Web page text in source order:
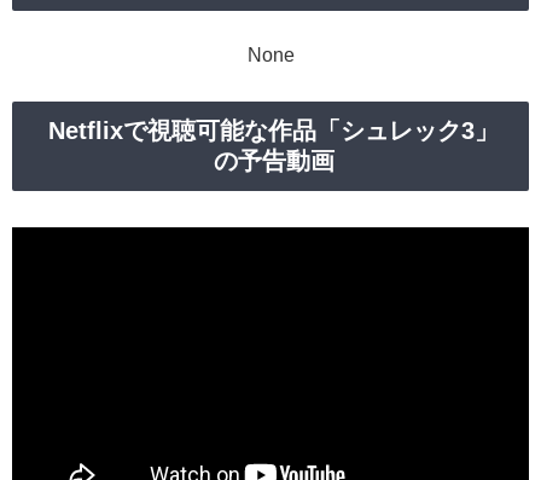
None
Netflixで視聴可能な作品「シュレック3」
の予告動画